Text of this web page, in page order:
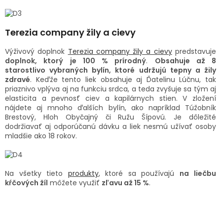
Terezia company žily a cievy
Výživový doplnok Terezia company žily a cievypredstavuje
doplnok, ktorý je 100 % prírodný. Obsahuje až 8
starostlivo vybraných bylín, ktoré udržujú tepny a žily
zdravé. Keďže tento liek obsahuje aj Ďatelinu Lúčnu, tak
priaznivo vplýva aj na funkciu srdca, a teda zvyšuje sa tým aj
elasticita a pevnosť ciev a kapilárnych stien. V zložení
nájdete aj mnoho ďalších bylín, ako napríklad Túžobník
Brestový, Hloh Obyčajný či Ružu Šípovú. Je dôležité
dodržiavať aj odporúčanú dávku a liek nesmú užívať osoby
mladšie ako 18 rokov.
Na všetky tieto produkty, ktoré sa používajú na liečbu
kŕčových žíl môžete využiť zľavu až 15 %.